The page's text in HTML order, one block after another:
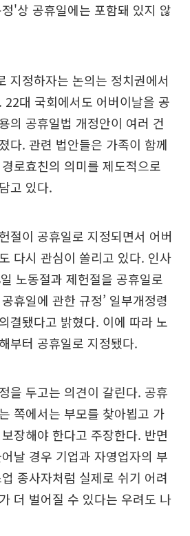
'상 공휴일에는 포함돼 있지 않
지정하자는 논의는 정치권에서
22대 국회에서도 어버이날을 공
의 공휴일법 개정안이 여러 건
다. 관련 법안들은 가족이 함께
로효친의 의미를 제도적으로
고 있다.
절이 공휴일로 지정되면서 어버
다시 관심이 쏠리고 있다. 인사
노동절과 제헌절을 공휴일로
휴일에 관한 규정’ 일부개정령
결됐다고 밝혔다. 이에 따라 노
부터 공휴일로 지정됐다.
을 두고는 의견이 갈린다. 공휴
쪽에서는 부모를 찾아뵙고 가
장해야 한다고 주장한다. 반면
날 경우 기업과 자영업자의 부
종사자처럼 실제로 쉬기 어려
더 벌어질 수 있다는 우려도 나